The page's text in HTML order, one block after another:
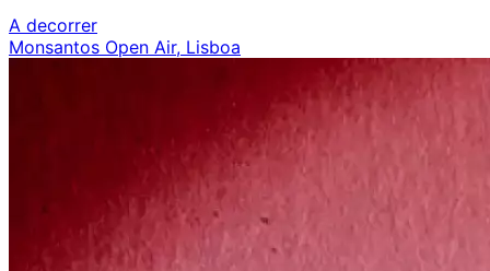
A decorrer
Monsantos Open Air, Lisboa